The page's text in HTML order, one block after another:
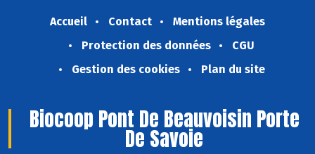
Accueil Contact
Mentions légales
Protection des données
CGU
Gestion des cookies
Plan du site
Biocoop Pont De Beauvoisin Porte
De Savoie